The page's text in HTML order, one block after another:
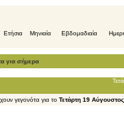
Ετήσια Μηνιαία Εβδομαδιαία
για σήμερα
γεγονότα για το Τετάρτη 19